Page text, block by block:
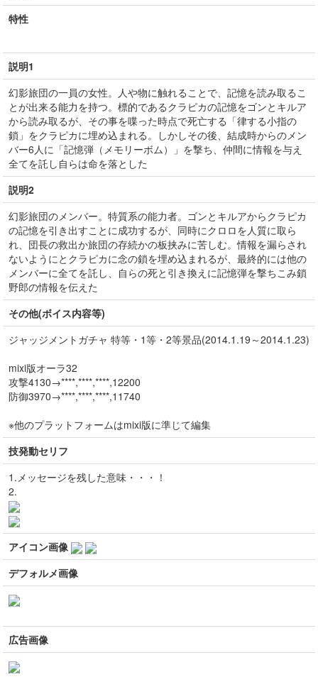
特性
説明1
幻影旅団の一員の女性。人や物に触れることで、記憶を読み取るこ
とが出来る能力を持つ。標的であるクラピカの記憶をゴンとキルア
から読み取るが、その事を喋った時点で死亡する「律する小指の
鎖」をクラピカに埋め込まれる。しかしその後、結成時からのメン
バー6人に「記憶弾（メモリーボム）」を撃ち、仲間に情報を与え
全てを託し自らは命を落とした
説明2
幻影旅団のメンバー。特質系の能力者。ゴンとキルアからクラピカ
の記憶を引き出すことに成功するが、同時にクロロを人質に取ら
れ、団長の救出か旅団の存続かの板挟みに苦しむ。情報を漏らされ
ないようにとクラピカに念の鎖を埋め込まれるが、最終的には他の
メンバーに全てを託し、自らの死と引き換えに記憶弾を撃ちこみ鎖
野郎の情報を伝えた
その他(ボイス内容等)
ジャッジメントガチャ 特等・1等・2等景品(2014.1.19～2014.1.23)
mixi版オーラ32
攻撃4130→****,****,****,12200
防御3970→****,****,****,11740
※他のプラットフォームはmixi版に準じて編集
技発動セリフ
1.メッセージを残した意味・・・！
2.
アイコン画像
デフォルメ画像
広告画像